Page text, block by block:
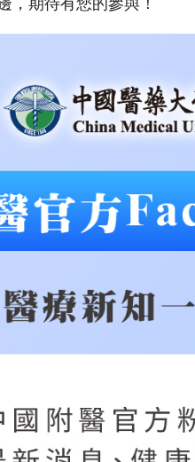
，期待有您的參與！